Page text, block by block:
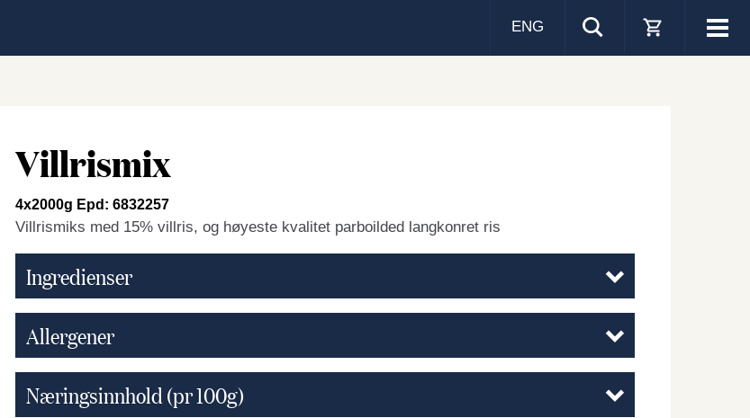
Visa
ENG
Villrismix
4x2000g Epd: 6832257
Villrismiks med 15% villris, og høyeste kvalitet parboilded langkonret ris
Ingredienser
Allergener
Næringsinnhold (pr 100g)